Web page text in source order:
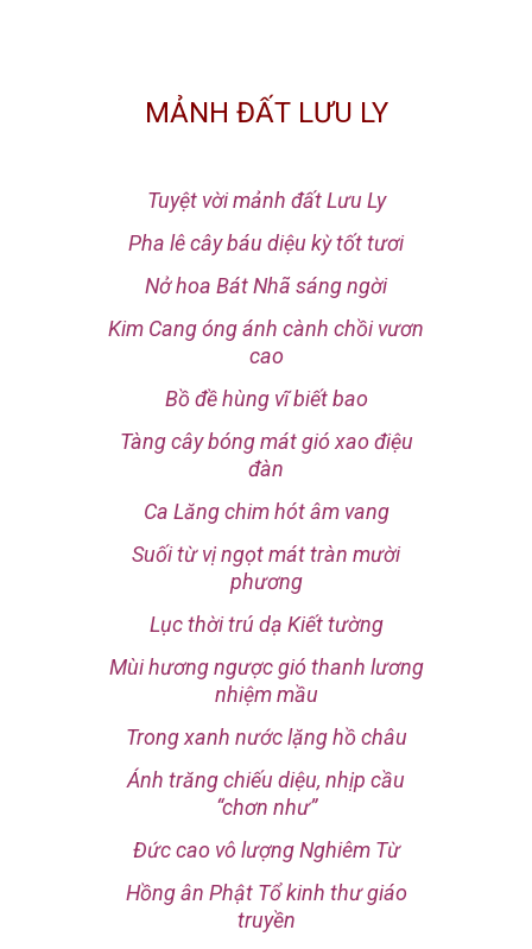
MẢNH ĐẤT LƯU LY
Tuyệt vời mảnh đất Lưu Ly
Pha lê cây báu diệu kỳ tốt tươi
Nở hoa Bát Nhã sáng ngời
Kim Cang óng ánh cành chồi vươn
cao
Bồ đề hùng vĩ biết bao
Tàng cây bóng mát gió xao điệu
đàn
Ca Lăng chim hót âm vang
Suối từ vị ngọt mát tràn mười
phương
Lục thời trú dạ Kiết tường
Mùi hương ngược gió thanh lương
nhiệm mầu
Trong xanh nước lặng hồ châu
Ánh trăng chiếu diệu, nhịp cầu
“chơn như”
Đức cao vô lượng Nghiêm Từ
Hồng ân Phật Tổ kinh thư giáo
truyền